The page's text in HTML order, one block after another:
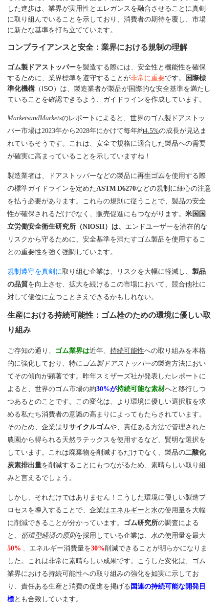
した進歩は、業界が実用性とエレガンスを融合させることに真剣
に取り組んでいることを示しており、消費者の期待を覆し、市場
に新たな基準を打ち立てています。
コンプライアンスと安全：業界における規制の理解
ゴム製ドアストッパーを製造する際には、安全性と機能性を確保
するために、業界標準を遵守することが非常に重要です。
国際標
準化機構 （ISO）は、製造業者が製品が国際的な安全基準を満たし
ていることを確認できるよう、ガイドラインを作成しています。
MarketsandMarketsのレポートによると、世界のゴム製ドアストッ
パー市場は2023年から2028年にかけて毎年約4.5%の成長が見込ま
れているそうです。これは、安全で規格に適合した製品への需要
が確実に高まっていることを示していますね！
製造業者は、ドアストッパーなどの製品に再生ゴムを使用する際
の標準ガイドラインを定めたASTM D6270などの規制に細心の注意
を払う必要があります。これらの規則に従うことで、製品の安全
性が確保されるだけでなく、販売促進にもつながります。 米国国
立労働安全衛生研究所（NIOSH）は、 エンドユーザーを潜在的な
リスクから守るために、安全基準を満たすゴム製品を使用するこ
との重要性を強く強調しています。
規制遵守を真剣に取り組む企業は、リスクを大幅に軽減し、 製品
の品質を向上させ、拡大を続けるこの市場において、競合他社に
対して優位に立つことさえできるかもしれない。
生産における持続可能性：ゴム栓のための環境に優しい取
り組み
ご存知の通り、 ゴム業界は近年、 持続可能性への取り組みを本格
的に強化しており、特に ゴム製ドアストッパーの製造方法におい
てその傾向が顕著です。昨年スミザーズ社が発表したレポートに
よると、世界のゴム市場の約30%が持続可能な素材へと移行しつ
つあるとのことです。この変化は、より環境に優しい選択肢を求
める私たち消費者の意識の高まりによってもたらされています。
そのため、企業は リサイクルゴムや、責任ある方法で管理された
農園から得られる天然ラテックスを使用するなど、賢明な選択を
しています。これは廃棄物を削減するだけでなく、製品の二酸化
炭素排出量を削減することにもつながるため、素晴らしい取り組
みと言えるでしょう。
しかし、それだけではありません！こうした環境に優しい製造プ
ロセスを導入することで、企業はエネルギーと水の使用量を大幅
に削減できることが分かっています。
ゴム研究所の調査による
と、 循環型経済の原則を採用している企業は、水の使用量を最大
50% 、エネルギー消費量を30%削減できることが明らかになりま
した。これは非常に素晴らしい成果です。こうした変化は、ゴム
業界における持続可能性への取り組みの強化を如実に示してお
り、責任ある生産と消費の促進を掲げる 国連の持続可能な開発目
標とも合致しています。